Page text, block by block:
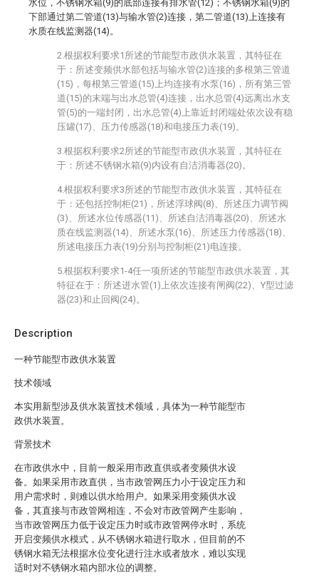
Description
一种节能型市政供水装置
技术领域
本实用新型涉及供水装置技术领域，具体为一种节能型市
政供水装置。
背景技术
在市政供水中，目前一般采用市政直供或者变频供水设
备。如果采用市政直供，当市政管网压力小于设定压力和
用户需求时，则难以供水给用户。如果采用变频供水设
备，其直接与市政管网相连，不会对市政管网产生影响，
当市政管网压力低于设定压力时或市政管网停水时，系统
开启变频供水模式，从不锈钢水箱进行取水，但目前的不
锈钢水箱无法根据水位变化进行注水或者放水，难以实现
适时对不锈钢水箱内部水位的调整。
水位，不锈钢水箱(9)的底部连接有排水管(12)；不锈钢水箱(9)的
下部通过第二管道(13)与输水管(2)连接，第二管道(13)上连接有
水质在线监测器(14)。
2.根据权利要求1所述的节能型市政供水装置，其特征在
于：所述变频供水部包括与输水管(2)连接的多根第三管道
(15)，每根第三管道(15)上均连接有水泵(16)，所有第三管
道(15)的末端与出水总管(4)连接，出水总管(4)远离出水支
管(5)的一端封闭，出水总管(4)上靠近封闭端处依次设有稳
压罐(17)、压力传感器(18)和电接压力表(19)。
3.根据权利要求2所述的节能型市政供水装置，其特征在
于：所述不锈钢水箱(9)内设有自洁消毒器(20)。
4.根据权利要求3所述的节能型市政供水装置，其特征在
于：还包括控制柜(21)，所述浮球阀(8)、所述压力调节阀
(3)、所述水位传感器(11)、所述自洁消毒器(20)、所述水
质在线监测器(14)、所述水泵(16)、所述压力传感器(18)、
所述电接压力表(19)分别与控制柜(21)电连接。
5.根据权利要求1-4任一项所述的节能型市政供水装置，其
特征在于：所述进水管(1)上依次连接有闸阀(22)、Y型过滤
器(23)和止回阀(24)。